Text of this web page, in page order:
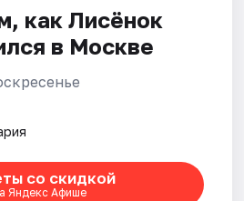
как Лисёнок
в Москве
со скидкой
Яндекс Афише